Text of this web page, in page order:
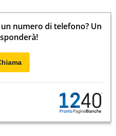
numero di telefono? Un